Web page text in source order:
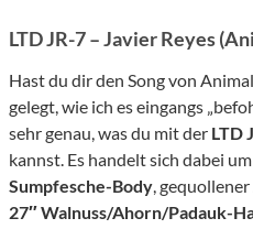
LTD JR-7 – Javier Reyes
Hast du dir den Song von
gelegt, wie ich es eingangs
sehr genau, was du mit der LTD
kannst. Es handelt sich dabei
Sumpfesche-Body, gequollener
27″ Walnuss/Ahorn/Padauk-